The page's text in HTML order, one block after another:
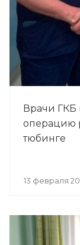
Врачи ГКБ
операцию
тюбинге
13 февраля